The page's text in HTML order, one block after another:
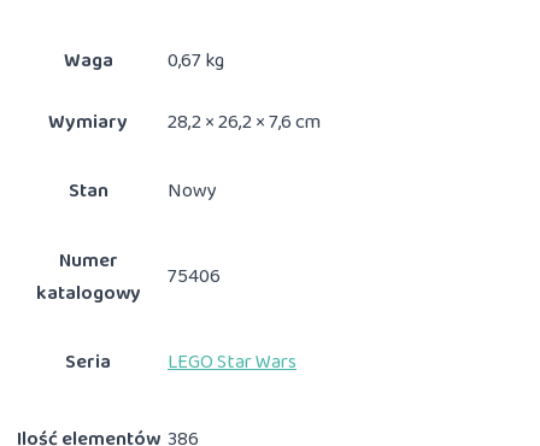
Waga
0,67 kg
Wymiary
28,2 × 26,2 × 7,6 cm
Stan Nowy
Numer
katalogowy
75406
Seria LEGO Star Wars
Ilość elementów 386